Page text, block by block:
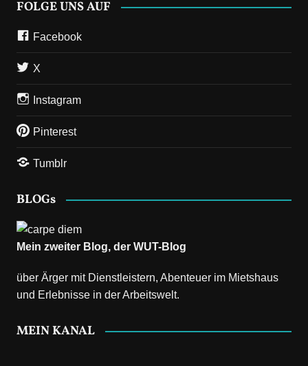
FOLGE UNS AUF
Facebook
X
Instagram
Pinterest
Tumblr
BLOGs
Mein zweiter Blog, der WUT-Blog
über Ärger mit Dienstleistern, Abenteuer im Mietshaus
und Erlebnisse in der Arbeitswelt.
MEIN KANAL